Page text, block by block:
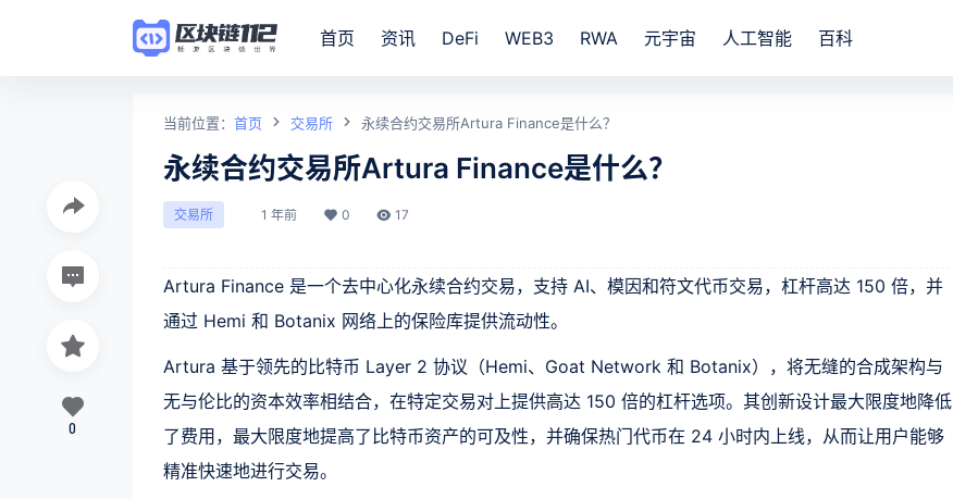
首页 资讯 DeFi WEB3 RWA 元宇宙 人工智能 百科
当前位置： 首页 交易所 永续合约交易所Artura Finance是什么？
永续合约交易所Artura Finance是什么？
交易所 1 年前 0 17
Artura Finance 是一个去中心化永续合约交易，支持 AI、模因和符文代币交易，杠杆高达 150 倍，并
通过 Hemi 和 Botanix 网络上的保险库提供流动性。
Artura 基于领先的比特币 Layer 2 协议（Hemi、Goat Network 和 Botanix），将无缝的合成架构与
无与伦比的资本效率相结合，在特定交易对上提供高达 150 倍的杠杆选项。其创新设计最大限度地降低
了费用，最大限度地提高了比特币资产的可及性，并确保热门代币在 24 小时内上线，从而让用户能够
精准快速地进行交易。
0